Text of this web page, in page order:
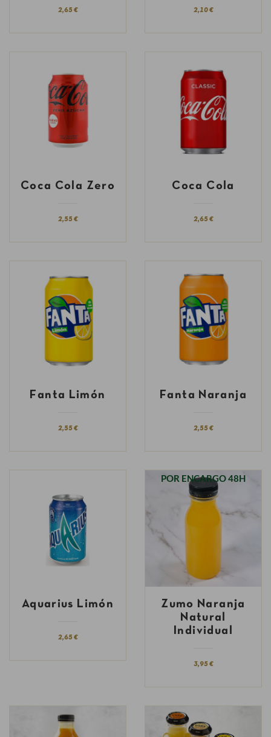
2,65 € 2,10 €
Coca Cola Zero
2,55 €
Coca Cola
2,65 €
Fanta Limón
2,55 €
Fanta Naranja
2,55 €
Aquarius Limón
2,65 €
POR ENCARGO 48H
Zumo Naranja
Natural
Individual
3,95 €